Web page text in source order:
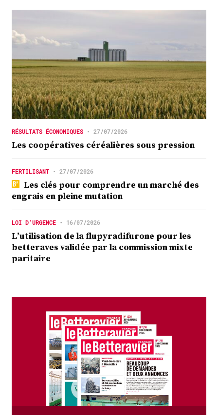
RÉSULTATS ÉCONOMIQUES • 27/07/2026
Les coopératives céréalières sous pression
FERTILISANT • 27/07/2026
Les clés pour comprendre un marché des
engrais en pleine mutation
LOI D’URGENCE • 16/07/2026
L’utilisation de la flupyradifurone pour les
betteraves validée par la commission mixte
paritaire